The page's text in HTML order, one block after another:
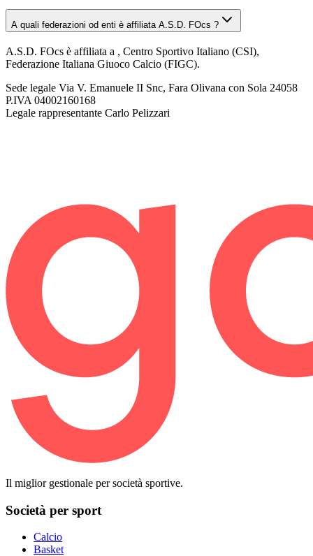
A quali federazioni od enti è affiliata A.S.D. FOcs ?
A.S.D. FOcs è affiliata a , Centro Sportivo Italiano (CSI),
Federazione Italiana Giuoco Calcio (FIGC).
Sede legale Via V. Emanuele II Snc, Fara Olivana con Sola 24058
P.IVA 04002160168
Legale rappresentante Carlo Pelizzari
Il miglior gestionale per società sportive.
Società per sport
Calcio
Basket